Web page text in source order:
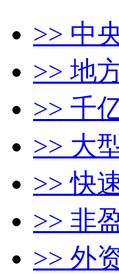
>> 中
>> 地
>> 千
>> 大
>> 快
>> 非
>> 外